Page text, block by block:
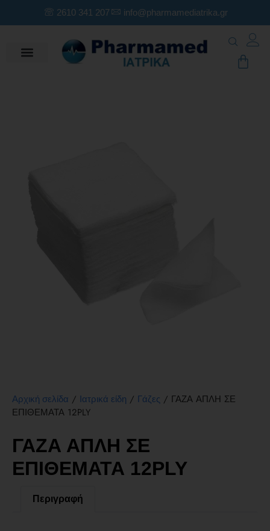
2610 341 207 info@pharmamediatrika.gr
Αρχική σελίδα / Ιατρικά είδη / Γάζες / ΓΑΖΑ ΑΠΛΗ ΣΕ
ΕΠΙΘΕΜΑΤΑ 12PLY
ΓΑΖΑ ΑΠΛΗ ΣΕ
ΕΠΙΘΕΜΑΤΑ 12PLY
Περιγραφή